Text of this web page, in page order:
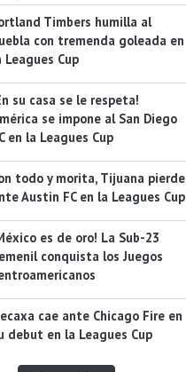
Timbers humilla al
con tremenda goleada en
Leagues Cup
su casa se le respeta!
se impone al San Diego
en la Leagues Cup
todo y morita, Tijuana pierde
Austin FC en la Leagues Cup
es de oro! La Sub-23
conquista los Juegos
cae ante Chicago Fire en
debut en la Leagues Cup